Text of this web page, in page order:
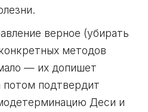
верное (убирать
методов
— их допишет
подтвердит
Деси и